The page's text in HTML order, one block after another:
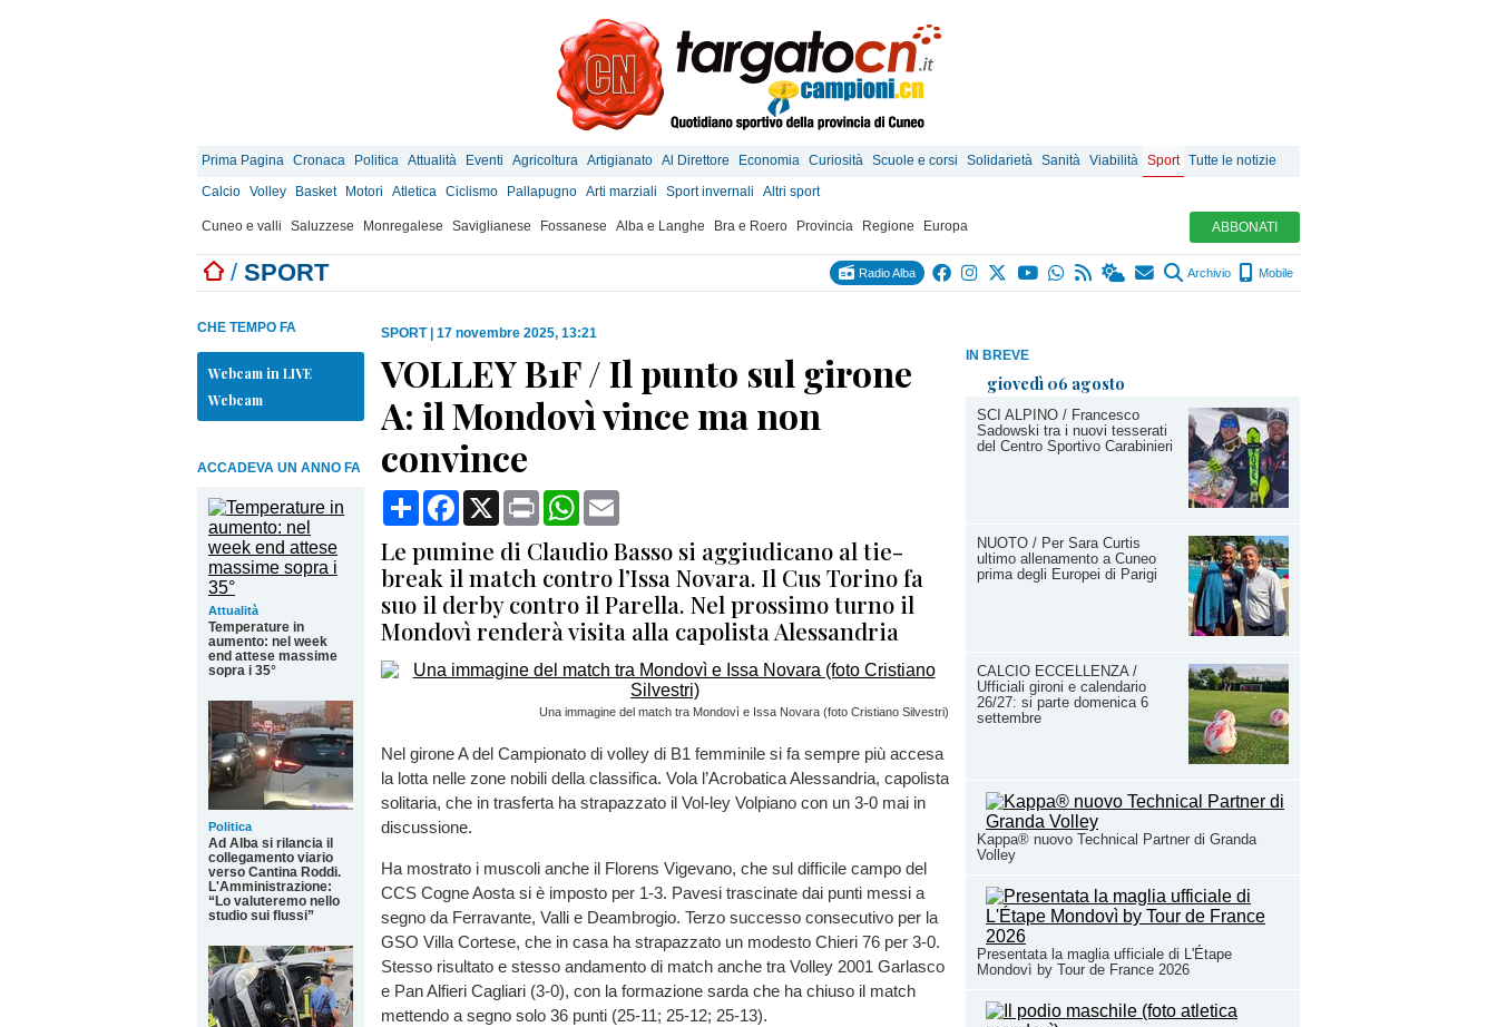
Prima Pagina Cronaca Politica Attualità Eventi Agricoltura Artigianato Al Direttore Economia Curiosità Scuole e corsi Solidarietà Sanità Viabilità Sport Tutte le notizie
Calcio Volley Basket Motori Atletica Ciclismo Pallapugno Arti marziali Sport invernali Altri sport
Cuneo e valli Saluzzese Monregalese Saviglianese Fossanese Alba e Langhe Bra e Roero Provincia Regione Europa ABBONATI
/ SPORT Radio Alba Archivio Mobile
IN BREVE
giovedì 06 agosto
SCI ALPINO / Francesco
Sadowski tra i nuovi tesserati
del Centro Sportivo Carabinieri
NUOTO / Per Sara Curtis
ultimo allenamento a Cuneo
prima degli Europei di Parigi
CALCIO ECCELLENZA /
Ufficiali gironi e calendario
26/27: si parte domenica 6
settembre
Kappa® nuovo Technical Partner di Granda
Volley
Presentata la maglia ufficiale di L'Étape
Mondovì by Tour de France 2026
CHE TEMPO FA
Webcam in LIVE
Webcam
ACCADEVA UN ANNO FA
Attualità
Temperature in
aumento: nel week
end attese massime
sopra i 35°
Politica
Ad Alba si rilancia il
collegamento viario
verso Cantina Roddi.
L'Amministrazione:
“Lo valuteremo nello
studio sui flussi”
SPORT| 17 novembre 2025, 13:21
VOLLEY B1F / Il punto sul girone
A: il Mondovì vince ma non
convince
CondividiFacebook
X Print WhatsApp
Le pumine di Claudio Basso si aggiudicano al tie-
break il match contro l’Issa Novara. Il Cus Torino fa
suo il derby contro il Parella. Nel prossimo turno il
Mondovì renderà visita alla capolista Alessandria
Una immagine del match tra Mondovì e Issa Novara (foto Cristiano Silvestri)
Nel girone A del Campionato di volley di B1 femminile si fa sempre più accesa
la lotta nelle zone nobili della classifica. Vola l’Acrobatica Alessandria, capolista
solitaria, che in trasferta ha strapazzato il Vol-ley Volpiano con un 3-0 mai in
discussione.
Ha mostrato i muscoli anche il Florens Vigevano, che sul difficile campo del
CCS Cogne Aosta si è imposto per 1-3. Pavesi trascinate dai punti messi a
segno da Ferravante, Valli e Deambrogio. Terzo successo consecutivo per la
GSO Villa Cortese, che in casa ha strapazzato un modesto Chieri 76 per 3-0.
Stesso risultato e stesso andamento di match anche tra Volley 2001 Garlasco
e Pan Alfieri Cagliari (3-0), con la formazione sarda che ha chiuso il match
mettendo a segno solo 36 punti (25-11; 25-12; 25-13).